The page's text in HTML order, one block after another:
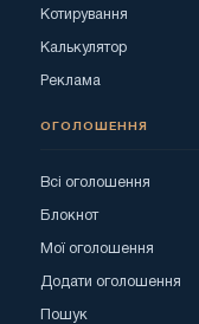
Котирування
Калькулятор
Реклама
ОГОЛОШЕННЯ
Всі оголошення
Блокнот
Мої оголошення
Додати оголошення
Пошук